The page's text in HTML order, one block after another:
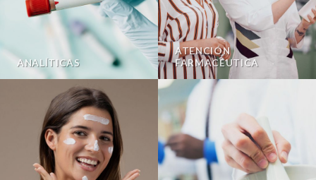
ANALÍTICAS
ATENCIÓN
FARMACÉUTICA